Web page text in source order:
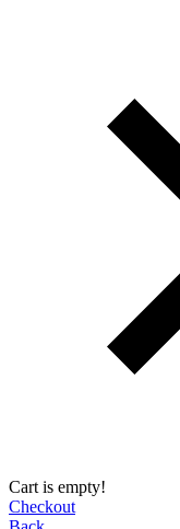
Cart is empty!
Checkout